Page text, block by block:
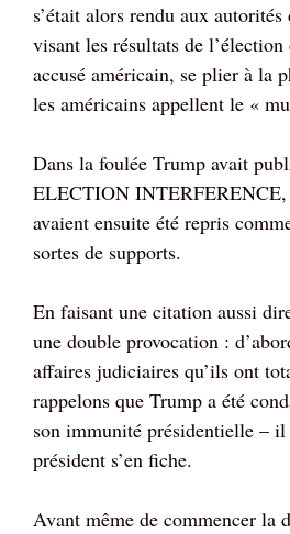
s’était alors rendu aux
visant les résultats de
accusé américain, se plier à la
les américains appellent le «
Dans la foulée Trump avait
ELECTION INTERFERENCE,
avaient ensuite été repris
sortes de supports.
En faisant une citation aussi
une double provocation :
affaires judiciaires qu’ils ont
rappelons que Trump a été
son immunité présidentielle –
président s’en fiche.
Avant même de commencer la